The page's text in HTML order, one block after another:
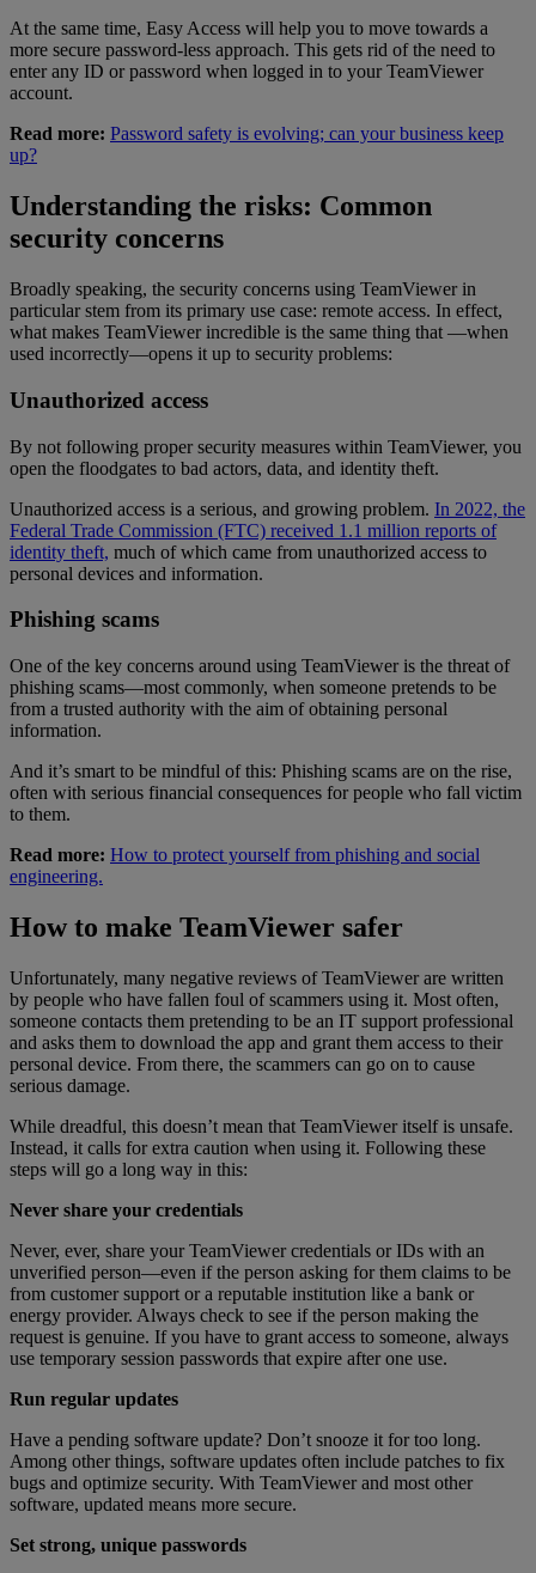
At the same time, Easy Access will help you to move towards a
more secure password-less approach. This gets rid of the need to
enter any ID or password when logged in to your TeamViewer
account.
Read more: Password safety is evolving; can your business keep
up?
Understanding the risks: Common
security concerns
Broadly speaking, the security concerns using TeamViewer in
particular stem from its primary use case: remote access. In effect,
what makes TeamViewer incredible is the same thing that —when
used incorrectly—opens it up to security problems:
Unauthorized access
By not following proper security measures within TeamViewer, you
open the floodgates to bad actors, data, and identity theft.
Unauthorized access is a serious, and growing problem. In 2022, the
Federal Trade Commission (FTC) received 1.1 million reports of
identity theft, much of which came from unauthorized access to
personal devices and information.
Phishing scams
One of the key concerns around using TeamViewer is the threat of
phishing scams—most commonly, when someone pretends to be
from a trusted authority with the aim of obtaining personal
information.
And it’s smart to be mindful of this: Phishing scams are on the rise,
often with serious financial consequences for people who fall victim
to them.
Read more: How to protect yourself from phishing and social
engineering.
How to make TeamViewer safer
Unfortunately, many negative reviews of TeamViewer are written
by people who have fallen foul of scammers using it. Most often,
someone contacts them pretending to be an IT support professional
and asks them to download the app and grant them access to their
personal device. From there, the scammers can go on to cause
serious damage.
While dreadful, this doesn’t mean that TeamViewer itself is unsafe.
Instead, it calls for extra caution when using it. Following these
steps will go a long way in this:
Never share your credentials
Never, ever, share your TeamViewer credentials or IDs with an
unverified person—even if the person asking for them claims to be
from customer support or a reputable institution like a bank or
energy provider. Always check to see if the person making the
request is genuine. If you have to grant access to someone, always
use temporary session passwords that expire after one use.
Run regular updates
Have a pending software update? Don’t snooze it for too long.
Among other things, software updates often include patches to fix
bugs and optimize security. With TeamViewer and most other
software, updated means more secure.
Set strong, unique passwords